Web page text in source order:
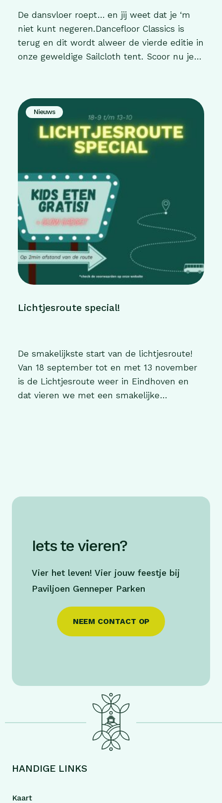
De dansvloer roept… en jij weet dat je ‘m
niet kunt negeren.Dancefloor Classics is
terug en dit wordt alweer de vierde editie in
onze geweldige Sailcloth tent. Scoor nu je
80’s en (begin) 90’s. Dit is geen avond om
stil […]
Nieuws
Lichtjesroute special!
De smakelijkste start van de lichtjesroute!
Van 18 september tot en met 13 november
is de Lichtjesroute weer in Eindhoven en
dat vieren we met een smakelijke
Iets te vieren?
Vier het leven! Vier jouw feestje bij
Paviljoen Genneper Parken
NEEM CONTACT OP
HANDIGE LINKS
Kaart